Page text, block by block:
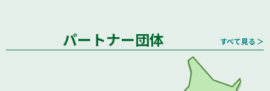
すべて見る ＞
パートナー団体